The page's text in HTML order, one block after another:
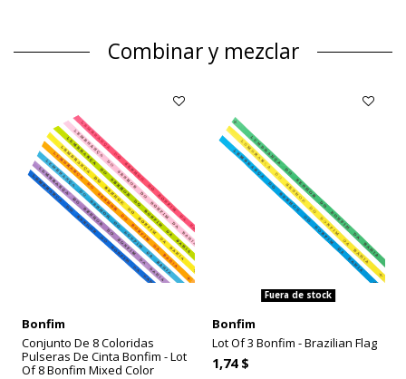
Combinar y mezclar
Bonfim
Conjunto De 8 Coloridas
Pulseras De Cinta Bonfim - Lot
Of 8 Bonfim Mixed Color
Fuera de stock
Bonfim
Lot Of 3 Bonfim - Brazilian Flag
1,74 $